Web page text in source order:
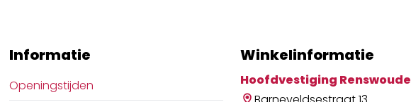
Informatie
Openingstijden
Winkelinformatie
Hoofdvestiging Renswoude